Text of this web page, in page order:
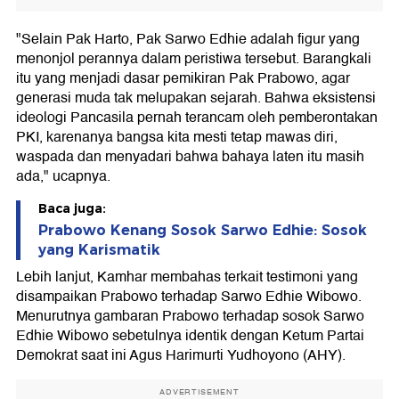
"Selain Pak Harto, Pak Sarwo Edhie adalah figur yang
menonjol perannya dalam peristiwa tersebut. Barangkali
itu yang menjadi dasar pemikiran Pak Prabowo, agar
generasi muda tak melupakan sejarah. Bahwa eksistensi
ideologi Pancasila pernah terancam oleh pemberontakan
PKI, karenanya bangsa kita mesti tetap mawas diri,
waspada dan menyadari bahwa bahaya laten itu masih
ada," ucapnya.
Baca juga:
Prabowo Kenang Sosok Sarwo Edhie: Sosok
yang Karismatik
Lebih lanjut, Kamhar membahas terkait testimoni yang
disampaikan Prabowo terhadap Sarwo Edhie Wibowo.
Menurutnya gambaran Prabowo terhadap sosok Sarwo
Edhie Wibowo sebetulnya identik dengan Ketum Partai
Demokrat saat ini Agus Harimurti Yudhoyono (AHY).
ADVERTISEMENT